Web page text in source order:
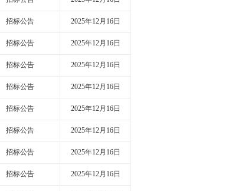
招标公告 2025年12月16日
招标公告 2025年12月16日
招标公告 2025年12月16日
招标公告 2025年12月16日
招标公告 2025年12月16日
招标公告 2025年12月16日
招标公告 2025年12月16日
招标公告 2025年12月16日